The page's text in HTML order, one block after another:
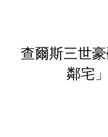
查爾斯三世
鄰宅